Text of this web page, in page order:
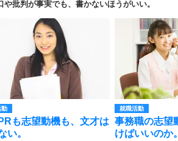
や批判が事実でも、書かないほうがいい。
動
も志望動機も、文才は
い。
就職活動
事務職の志望
けばいいのか。